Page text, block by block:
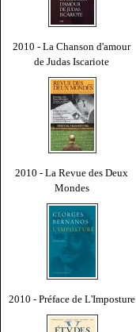
2010 - La Chanson d'amour
de Judas Iscariote
2010 - La Revue des Deux
Mondes
2010 - Préface de L'Imposture